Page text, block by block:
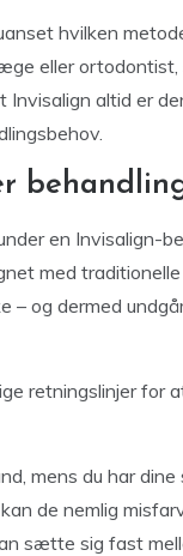
hvilken
eller ortodontist,
altid er
en Invisalign-
med
– og dermed
retningslinjer for
mens du har dine
de nemlig
sætte sig fast